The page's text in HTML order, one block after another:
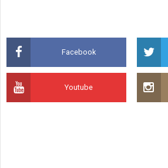
Facebook
Youtube